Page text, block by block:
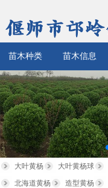
苗木种类 苗木信息
大叶黄杨 大叶黄杨球
北海道黄杨
造型黄杨